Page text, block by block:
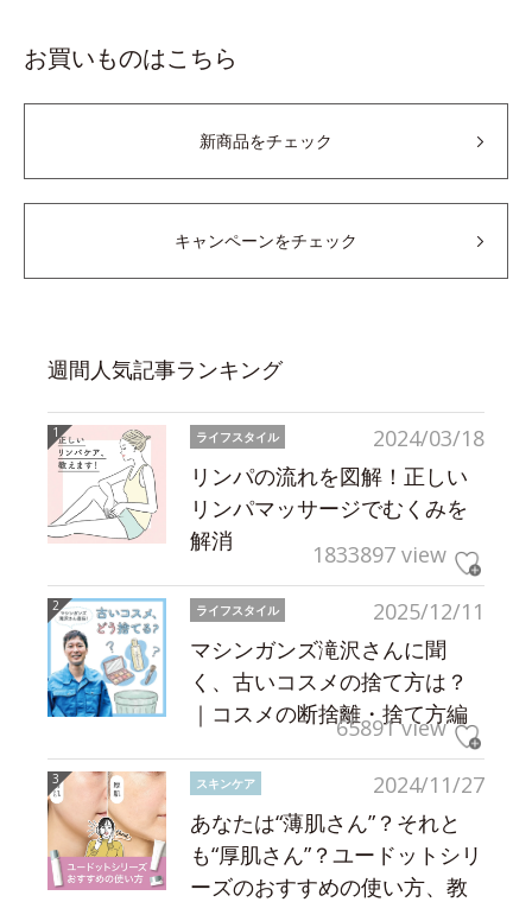
お買いものはこちら
新商品をチェック
キャンペーンをチェック
週間人気記事ランキング
2024/03/18
ライフスタイル
リンパの流れを図解！正しい
リンパマッサージでむくみを
解消
1833897 view
2025/12/11
ライフスタイル
マシンガンズ滝沢さんに聞
く、古いコスメの捨て方は？
｜コスメの断捨離・捨て方編
65891 view
2024/11/27
スキンケア
あなたは“薄肌さん”？それと
も“厚肌さん”？ユードットシリ
ーズのおすすめの使い方、教